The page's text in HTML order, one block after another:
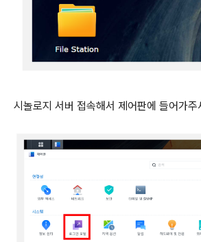
시놀로지 서버 접속해서 제어판에 들어가주